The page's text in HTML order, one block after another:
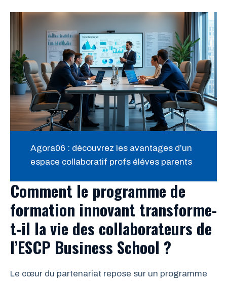
Agora06 : découvrez les avantages d’un
espace collaboratif profs éléves parents
Comment le programme de
formation innovant transforme-
t-il la vie des collaborateurs de
l’ESCP Business School ?
Le cœur du partenariat repose sur un programme